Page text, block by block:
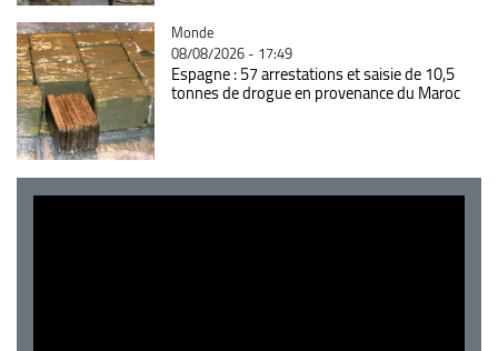
Catégorie
Monde
08/08/2026 - 17:49
Espagne : 57 arrestations et saisie de 10,5
tonnes de drogue en provenance du Maroc